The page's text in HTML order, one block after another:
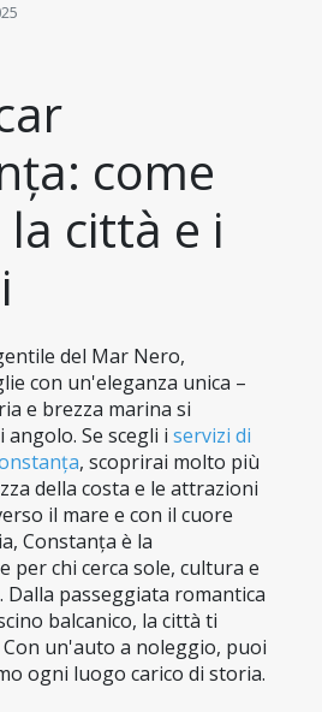
come
città e i
del Mar Nero,
con un'eleganza unica –
e brezza marina si
Se scegli i servizi di
, scoprirai molto più
della costa e le attrazioni
il mare e con il cuore
Constanța è la
per chi cerca sole, cultura e
passeggiata romantica
balcanico, la città ti
un'auto a noleggio, puoi
ogni luogo carico di storia.